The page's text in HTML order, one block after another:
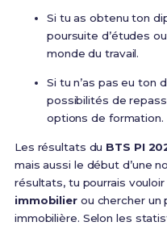
Si tu as obtenu ton
poursuite d’études
monde du travail.
Si tu n’as pas eu ton
possibilités de
options de formation.
Les résultats du BTS PI
mais aussi le début d’une
résultats, tu pourrais
immobilierou chercher un
immobilière. Selon les